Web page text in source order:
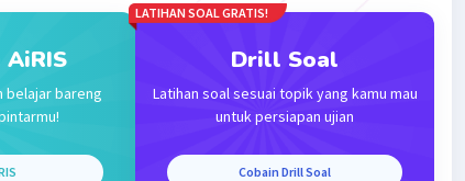
AiRIS
belajar bareng
LATIHAN SOAL GRATIS!
Drill Soal
Latihan soal sesuai topik yang kamu mau
untuk persiapan ujian
Cobain Drill Soal